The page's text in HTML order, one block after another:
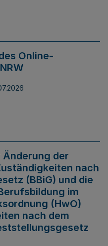
Online-
der
nach
(BBiG) und die
im
(HwO)
nach dem